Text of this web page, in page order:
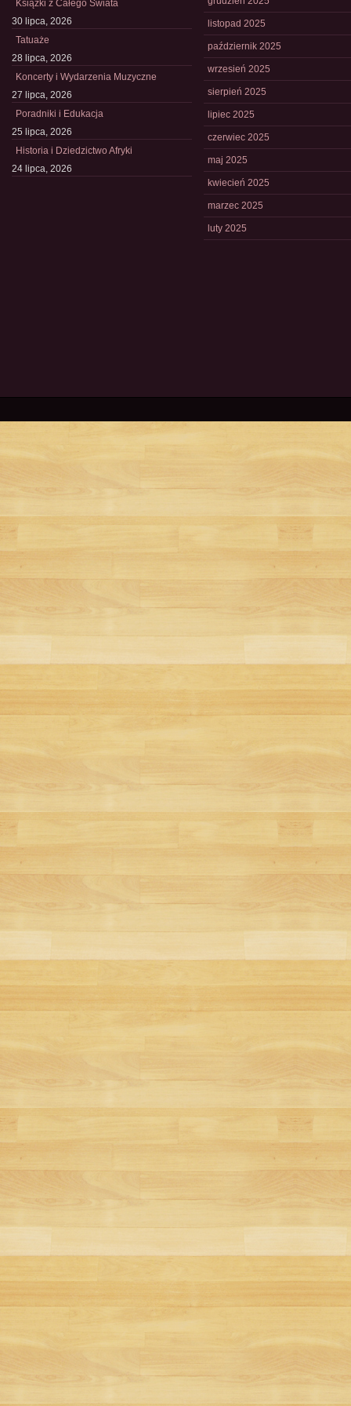
Książki z Całego Świata
30 lipca, 2026
Tatuaże
28 lipca, 2026
Koncerty i Wydarzenia Muzyczne
27 lipca, 2026
Poradniki i Edukacja
25 lipca, 2026
Historia i Dziedzictwo Afryki
24 lipca, 2026
listopad 2025
październik 2025
wrzesień 2025
sierpień 2025
lipiec 2025
czerwiec 2025
maj 2025
kwiecień 2025
marzec 2025
luty 2025